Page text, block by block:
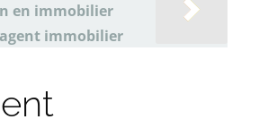
en immobilier
immobilier